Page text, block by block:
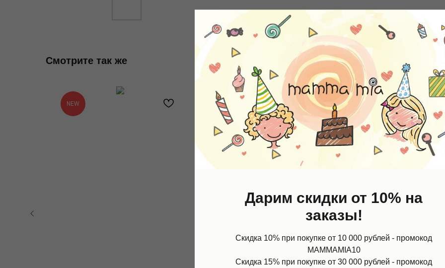
Смотрите так же
NEW -30%
Дарим скидки от 10% на
заказы!
Скидка 10% при покупке от 10 000 рублей - промокод
MAMMAMIA10
Скидка 15% при покупке от 30 000 рублей - промокод